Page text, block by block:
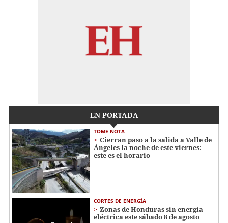
EN PORTADA
TOME NOTA
Cierran paso a la salida a Valle de
Ángeles la noche de este viernes:
este es el horario
CORTES DE ENERGÍA
Zonas de Honduras sin energía
eléctrica este sábado 8 de agosto